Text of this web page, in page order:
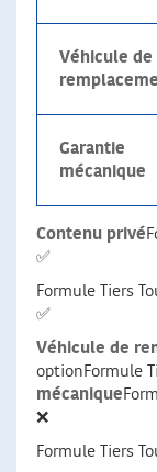
Véhicule de
Garantie
mécanique
Contenu privé
✅
Formule Tiers
✅
Véhicule de
optionFormule
mécanique
❌
Formule Tiers